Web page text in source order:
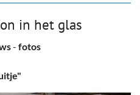
in het glas
- fotos